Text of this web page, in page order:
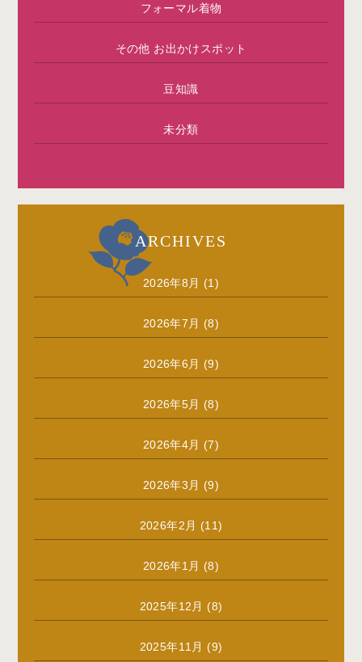
フォーマル着物
その他 お出かけスポット
豆知識
未分類
ARCHIVES
2026年8月 (1)
2026年7月 (8)
2026年6月 (9)
2026年5月 (8)
2026年4月 (7)
2026年3月 (9)
2026年2月 (11)
2026年1月 (8)
2025年12月 (8)
2025年11月 (9)